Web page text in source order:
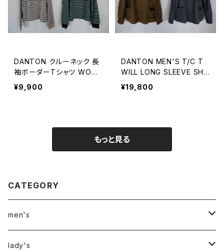
DANTON クルーネック 長
袖ボーダーTシャツ WOME
N
¥9,900
DANTON MEN'S T/C T
WILL LONG SLEEVE SHI
RT
¥19,800
もっと見る
CATEGORY
men's
アウター
lady's